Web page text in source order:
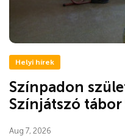
Helyi hírek
Színpadon
Színjátszó
Aug 7, 2026